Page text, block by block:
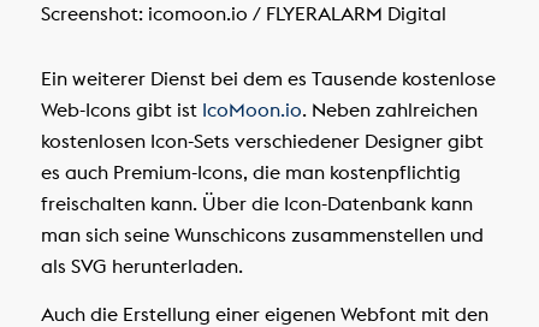
Screenshot: icomoon.io / FLYERALARM Digital
Ein weiterer Dienst bei dem es Tausende kostenlose
Web-Icons gibt ist IcoMoon.io. Neben zahlreichen
kostenlosen Icon-Sets verschiedener Designer gibt
es auch Premium-Icons, die man kostenpflichtig
freischalten kann. Über die Icon-Datenbank kann
man sich seine Wunschicons zusammenstellen und
als SVG herunterladen.
Auch die Erstellung einer eigenen Webfont mit den